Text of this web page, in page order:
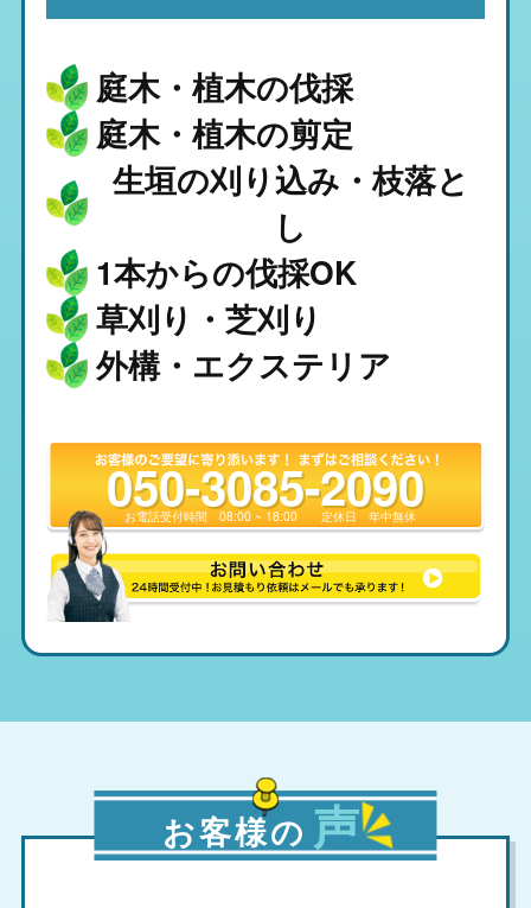
庭木・植木の伐採
1本からの伐採OK
庭木・植木の剪定
草刈り・芝刈り
生垣の刈り込み・枝落と
し
外構・エクステリア
050-3085-2090
お電話受付時間08:00 ~ 18:00 定休日年中無休
お客様の 声